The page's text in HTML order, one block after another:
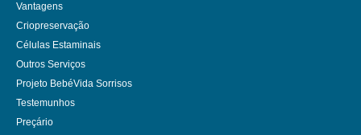
Vantagens
Criopreservação
Células Estaminais
Outros Serviços
Projeto BebéVida Sorrisos
Testemunhos
Preçário